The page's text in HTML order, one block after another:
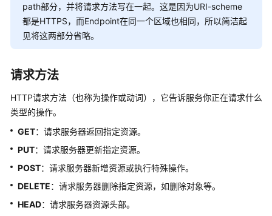
API
构
造
求
认
证
鉴
返
回
果
path部分，并将请求方法写在一起。这是因为URI-scheme
都是HTTPS，而Endpoint在同一个区域也相同，所以简洁起
见将这两部分省略。
请求方法
HTTP请求方法（也称为操作或动词），它告诉服务你正在请求什么
类型的操作。
GET：请求服务器返回指定资源。
PUT：请求服务器更新指定资源。
POST：请求服务器新增资源或执行特殊操作。
DELETE：请求服务器删除指定资源，如删除对象等。
HEAD：请求服务器资源头部。